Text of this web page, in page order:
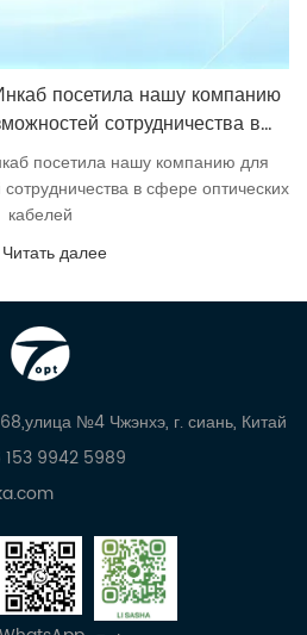
посетила нашу компанию
кабелей
посетила нашу компанию для
кабелей
Читать далее
№4 Чжэнхэ, г. сиань, Китай
9942 5989